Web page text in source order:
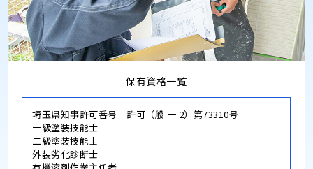
保有資格一覧
埼玉県知事許可番号 許可（般 一 2）第73310号
一級塗装技能士
二級塗装技能士
外装劣化診断士